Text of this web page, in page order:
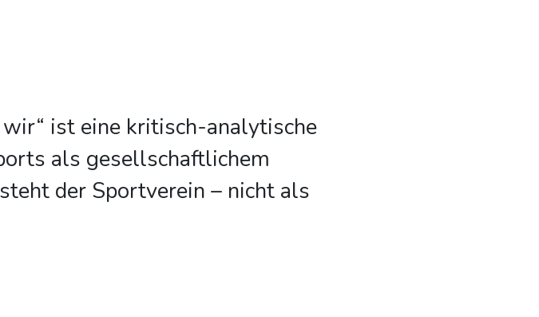
ist eine kritisch-analytische
als gesellschaftlichem
der Sportverein – nicht als